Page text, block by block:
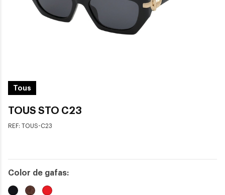
Tous
TOUS STO C23
REF: TOUS-C23
Color de gafas: